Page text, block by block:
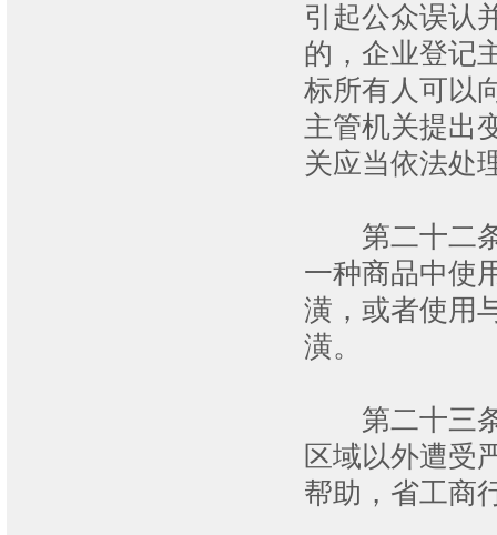
引起公众误认
的，企业登记
标所有人可以
主管机关提出
关应当依法处
第二十二条
一种商品中使
潢，或者使用
潢。
第二十三条
区域以外遭受
帮助，省工商